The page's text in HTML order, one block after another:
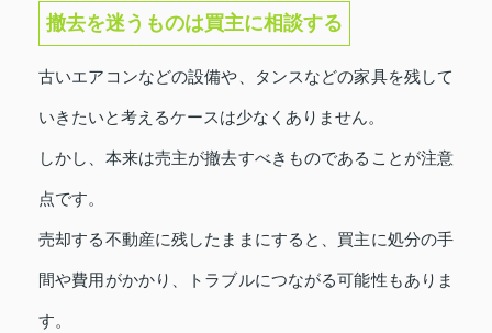
撤去を迷うものは買主に相談する
古いエアコンなどの設備や、タンスなどの家具を残して
いきたいと考えるケースは少なくありません。
しかし、本来は売主が撤去すべきものであることが注意
点です。
売却する不動産に残したままにすると、買主に処分の手
間や費用がかかり、トラブルにつながる可能性もありま
す。